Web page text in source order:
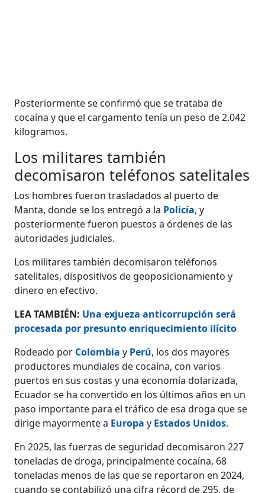
Posteriormente se confirmó que se trataba de
cocaína y que el cargamento tenía un peso de 2.042
kilogramos.
Los militares también
decomisaron teléfonos satelitales
Los hombres fueron trasladados al puerto de
Manta, donde se los entregó a la Policía, y
posteriormente fueron puestos a órdenes de las
autoridades judiciales.
Los militares también decomisaron teléfonos
satelitales, dispositivos de geoposicionamiento y
dinero en efectivo.
LEA TAMBIÉN: Una exjueza anticorrupción será
procesada por presunto enriquecimiento ilícito
Rodeado por Colombiay Perú, los dos mayores
productores mundiales de cocaína, con varios
puertos en sus costas y una economía dolarizada,
Ecuador se ha convertido en los últimos años en un
paso importante para el tráfico de esa droga que se
dirige mayormente a Europay Estados Unidos.
En 2025, las fuerzas de seguridad decomisaron 227
toneladas de droga, principalmente cocaína, 68
toneladas menos de las que se reportaron en 2024,
cuando se contabilizó una cifra récord de 295, de